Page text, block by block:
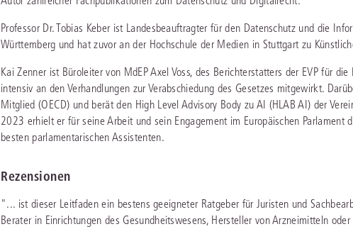
Kanzleimanagement
Medizinrecht
Miet- und Wohneigentumsrecht
Immaterialgüterrecht
Zivil- und Zivilprozessrecht
Professor Dr. Tobias Keber ist Landesbeauftragter für den Datenschutz und die
Württemberg und hat zuvor an der Hochschule der Medien in Stuttgart zu
Kai Zenner ist Büroleiter von MdEP Axel Voss, des Berichterstatters der EVP für
intensiv an den Verhandlungen zur Verabschiedung des Gesetzes mitgewirkt.
Mitglied (OECD) und berät den High Level Advisory Body zu AI (HLAB AI) der
2023 erhielt er für seine Arbeit und sein Engagement im Europäischen Parlament
besten parlamentarischen Assistenten.
Rezensionen
"... ist dieser Leitfaden ein bestens geeigneter Ratgeber für Juristen und
Berater in Einrichtungen des Gesundheitswesens, Hersteller von Arzneimitteln